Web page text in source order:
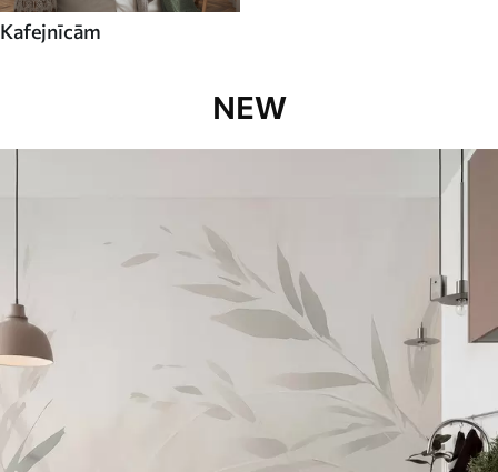
Kafejnīcām
NEW